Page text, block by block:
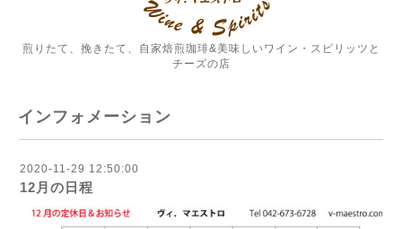
煎りたて、挽きたて、自家焙煎珈琲&美味しいワイン・スピリッツと
チーズの店
インフォメーション
2020-11-29 12:50:00
12月の日程